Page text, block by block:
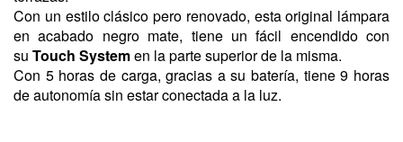
Con un estilo clásico pero renovado, esta original lámpara
en acabado negro mate, tiene un fácil encendido con
su Touch Systemen la parte superior de la misma.
Con 5 horas de carga, gracias a su batería, tiene 9 horas
de autonomía sin estar conectada a la luz.